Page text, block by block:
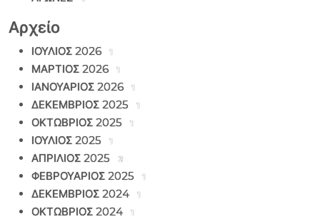
Αρχείο
ΙΟΥΛΙΟΣ 2026 1
ΜΑΡΤΙΟΣ 2026 1
ΙΑΝΟΥΑΡΙΟΣ 2026 1
ΔΕΚΕΜΒΡΙΟΣ 2025 1
ΟΚΤΩΒΡΙΟΣ 2025 1
ΙΟΥΛΙΟΣ 2025 1
ΑΠΡΙΛΙΟΣ 2025 2
ΦΕΒΡΟΥΑΡΙΟΣ 2025 1
ΔΕΚΕΜΒΡΙΟΣ 2024 1
ΟΚΤΩΒΡΙΟΣ 2024 1